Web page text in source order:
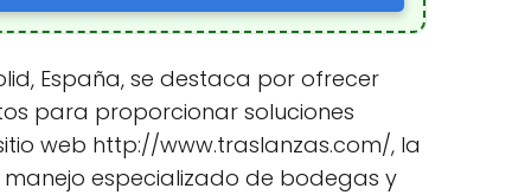
España, se destaca por ofrecer
para proporcionar soluciones
web http://www.traslanzas.com/, la
especializado de bodegas y